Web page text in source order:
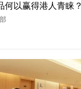
何以赢得港人青睐？